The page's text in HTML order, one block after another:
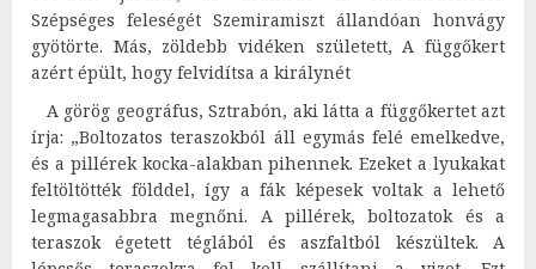
Szépséges feleségét Szemiramiszt állandóan honvágy
gyötörte. Más, zöldebb vidéken született, A függőkert
azért épült, hogy felvidítsa a királynét
A görög geográfus, Sztrabón, aki látta a függőkertet azt
írja: „Boltozatos teraszokból áll egymás felé emelkedve,
és a pillérek kocka-alakban pihennek. Ezeket a lyukakat
feltöltötték földdel, így a fák képesek voltak a lehető
legmagasabbra megnőni. A pillérek, boltozatok és a
teraszok égetett téglából és aszfaltból készültek. A